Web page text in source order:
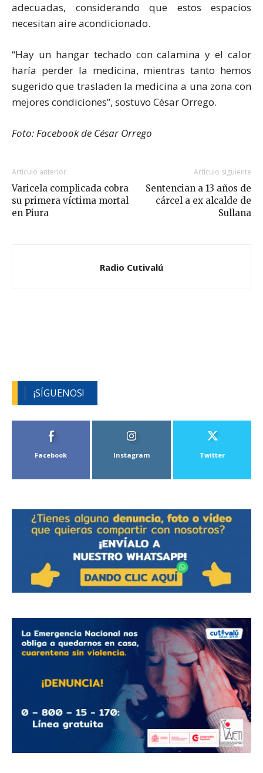
adecuadas, considerando que estos espacios
necesitan aire acondicionado.
“Hay un hangar techado con calamina y el calor
haría perder la medicina, mientras tanto hemos
sugerido que trasladen la medicina a una zona con
mejores condiciones”, sostuvo César Orrego.
Foto: Facebook de César Orrego
Artículo anterior
Varicela complicada cobra
su primera víctima mortal
en Piura
Artículo siguiente
Sentencian a 13 años de
cárcel a ex alcalde de
Sullana
Radio Cutivalú
¡SÍGUENOS!